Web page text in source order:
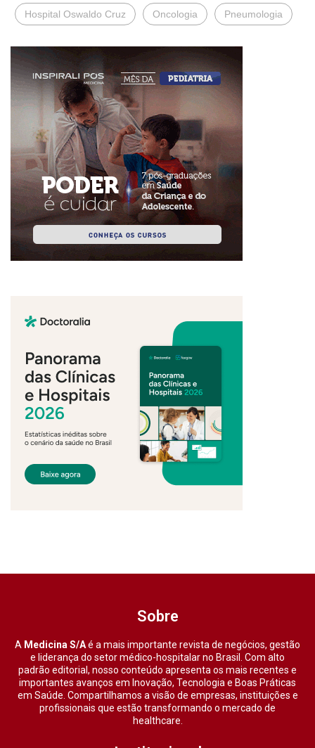
Hospital Oswaldo Cruz Oncologia Pneumologia
Sobre
A Medicina S/Aé a mais importante revista de negócios, gestão
e liderança do setor médico-hospitalar no Brasil. Com alto
padrão editorial, nosso conteúdo apresenta os mais recentes e
importantes avanços em Inovação, Tecnologia e Boas Práticas
em Saúde. Compartilhamos a visão de empresas, instituições e
profissionais que estão transformando o mercado de
healthcare.